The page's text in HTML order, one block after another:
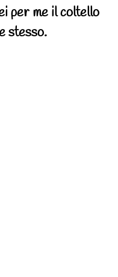
per me il coltello
stesso.